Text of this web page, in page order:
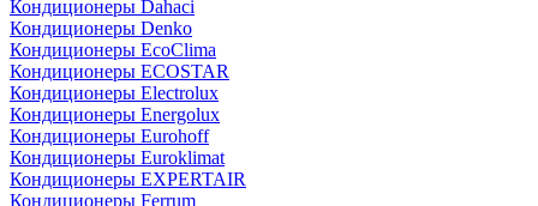
Кондиционеры Dahaci
Кондиционеры Denko
Кондиционеры EcoClima
Кондиционеры ECOSTAR
Кондиционеры Electrolux
Кондиционеры Energolux
Кондиционеры Eurohoff
Кондиционеры Euroklimat
Кондиционеры EXPERTAIR
Кондиционеры Ferrum